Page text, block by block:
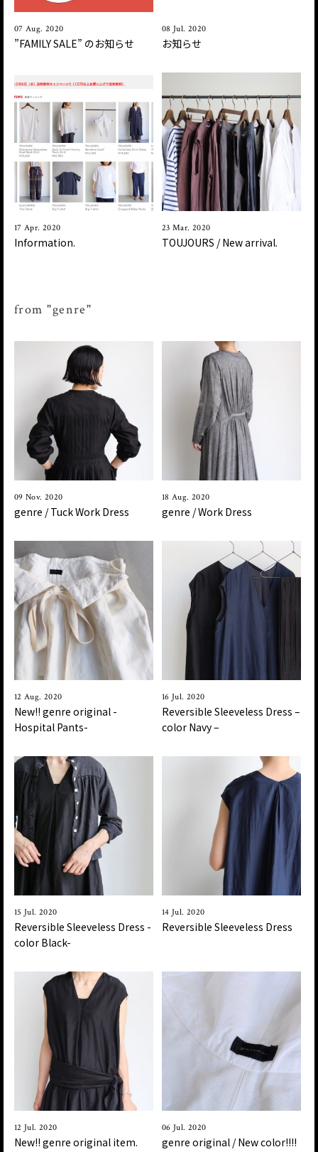
07 Aug. 2020
”FAMILY SALE ” のお知らせ
08 Jul. 2020
お知らせ
17 Apr. 2020
Information.
23 Mar. 2020
TOUJOURS / New arrival.
from "genre"
09 Nov. 2020
genre / Tuck Work Dress
18 Aug. 2020
genre / Work Dress
12 Aug. 2020
New!! genre original -
Hospital Pants-
16 Jul. 2020
Reversible Sleeveless Dress –
color Navy –
15 Jul. 2020
Reversible Sleeveless Dress -
color Black-
14 Jul. 2020
Reversible Sleeveless Dress
12 Jul. 2020
New!! genre original item.
06 Jul. 2020
genre original / New color!!!!